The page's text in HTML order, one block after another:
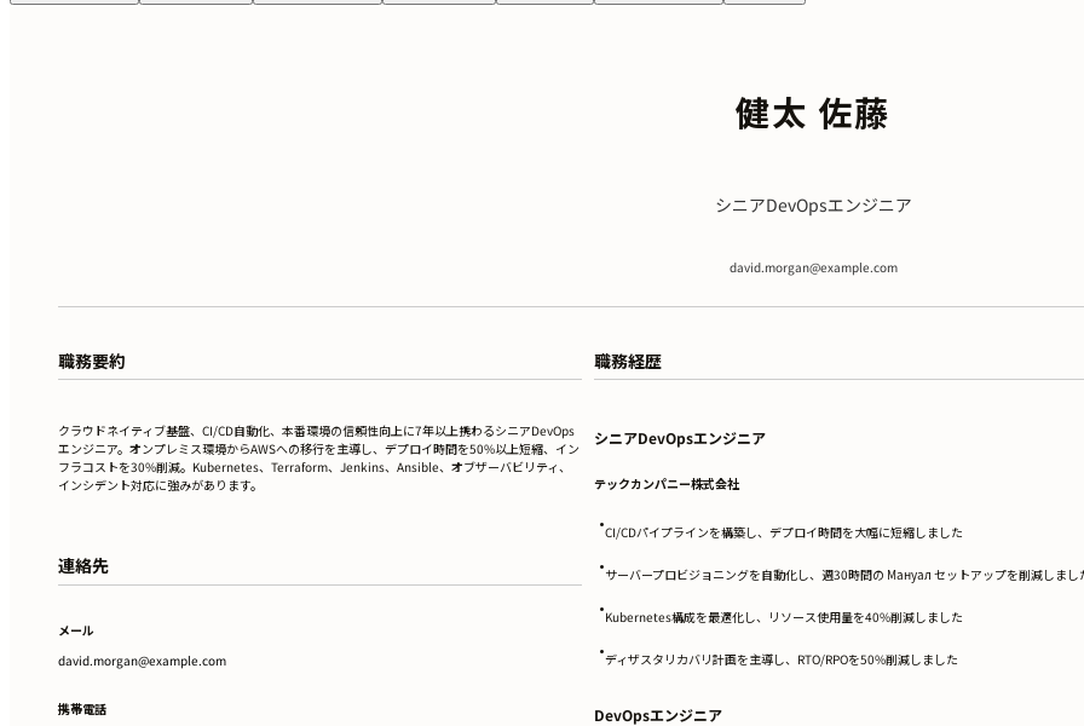
健太 佐藤
シニアDevOpsエンジニア
david.morgan@example.com
職務要約
クラウドネイティブ基盤、CI/CD自動化、本番環境の信頼性向上に7年以上携わるシニアDevOps
エンジニア。オンプレミス環境からAWSへの移行を主導し、デプロイ時間を50%以上短縮、イン
フラコストを30%削減。Kubernetes、Terraform、Jenkins、Ansible、オブザーバビリティ、
インシデント対応に強みがあります。
連絡先
メール
david.morgan@example.com
携帯電話
職務経歴
シニアDevOpsエンジニア
テックカンパニー株式会社
•CI/CDパイプラインを構築し、デプロイ時間を大幅に短縮しました
•サーバープロビジョニングを自動化し、週30時間の Мануал セットアップを削減しまし
•Kubernetes構成を最適化し、リソース使用量を40%削減しました
•ディザスタリカバリ計画を主導し、RTO/RPOを50%削減しました
DevOpsエンジニア